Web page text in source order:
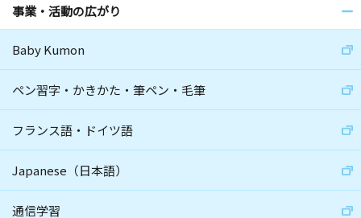
事業・活動の広がり
Baby Kumon
ペン習字・かきかた・筆ペン・毛筆
フランス語・ドイツ語
Japanese（日本語）
通信学習